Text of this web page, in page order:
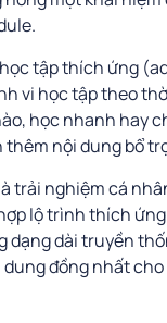
tập thích ứng
vi học tập theo
học nhanh hay
thêm nội dung bổ
trải nghiệm cá
lộ trình thích
dạng dài truyền
dung đồng nhất